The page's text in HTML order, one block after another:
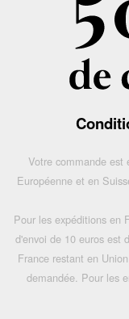
Votre commande est
Européenne et en
Pour les expéditions en
d'envoi de 10 euros est
France restant en
demandée. Pour les